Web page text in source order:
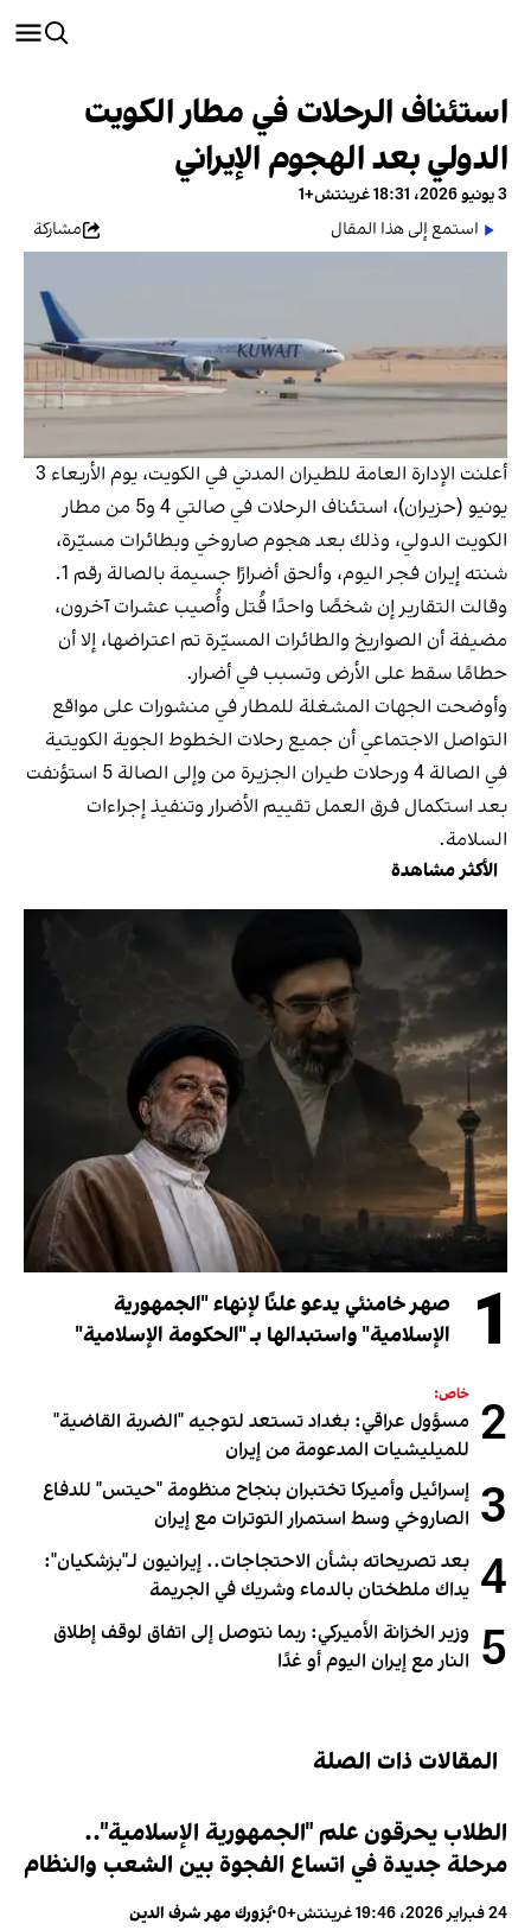
استئناف الرحلات في مطار الكويت
الدولي بعد الهجوم الإيراني
3 يونيو 2026، 18:31 غرينتش+1
استمع إلى هذا المقال
مشاركة
أعلنت الإدارة العامة للطيران المدني في الكويت، يوم الأربعاء 3
يونيو (حزيران)، استئناف الرحلات في صالتي 4 و5 من مطار
الكويت الدولي، وذلك بعد هجوم صاروخي وبطائرات مسيّرة،
شنته إيران فجر اليوم، وألحق أضرارًا جسيمة بالصالة رقم 1.
وقالت التقارير إن شخصًا واحدًا قُتل وأُصيب عشرات آخرون،
مضيفة أن الصواريخ والطائرات المسيّرة تم اعتراضها، إلا أن
حطامًا سقط على الأرض وتسبب في أضرار.
وأوضحت الجهات المشغلة للمطار في منشورات على مواقع
التواصل الاجتماعي أن جميع رحلات الخطوط الجوية الكويتية
في الصالة 4 ورحلات طيران الجزيرة من وإلى الصالة 5 استؤنفت
بعد استكمال فرق العمل تقييم الأضرار وتنفيذ إجراءات
السلامة.
الأكثر مشاهدة
1
صهر خامنئي يدعو علنًا لإنهاء "الجمهورية
الإسلامية" واستبدالها بـ "الحكومة الإسلامية"
2 خاص:
مسؤول عراقي: بغداد تستعد لتوجيه "الضربة القاضية"
للميليشيات المدعومة من إيران
3 إسرائيل وأميركا تختبران بنجاح منظومة "حيتس" للدفاع
الصاروخي وسط استمرار التوترات مع إيران
4 بعد تصريحاته بشأن الاحتجاجات.. إيرانيون لـ"بزشكيان":
يداك ملطختان بالدماء وشريك في الجريمة
5 وزير الخزانة الأميركي: ربما نتوصل إلى اتفاق لوقف إطلاق
النار مع إيران اليوم أو غدًا
المقالات ذات الصلة
الطلاب يحرقون علم "الجمهورية الإسلامية"..
مرحلة جديدة في اتساع الفجوة بين الشعب والنظام
24 فبراير 2026، 19:46 غرينتش+0 •بُزورك مهر شرف الدين